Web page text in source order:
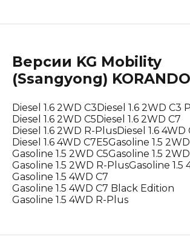
Версии KG Mobility
(Ssangyong) KORANDO
Diesel 1.6 2WD C3Diesel 1.6 2WD C3
Diesel 1.6 2WD C5Diesel 1.6 2WD C7
Diesel 1.6 2WD R-PlusDiesel 1.6 4WD
Diesel 1.6 4WD C7E5Gasoline 1.5
Gasoline 1.5 2WD C5Gasoline 1.5
Gasoline 1.5 2WD R-PlusGasoline 1.5
Gasoline 1.5 4WD C7
Gasoline 1.5 4WD C7 Black Edition
Gasoline 1.5 4WD R-Plus